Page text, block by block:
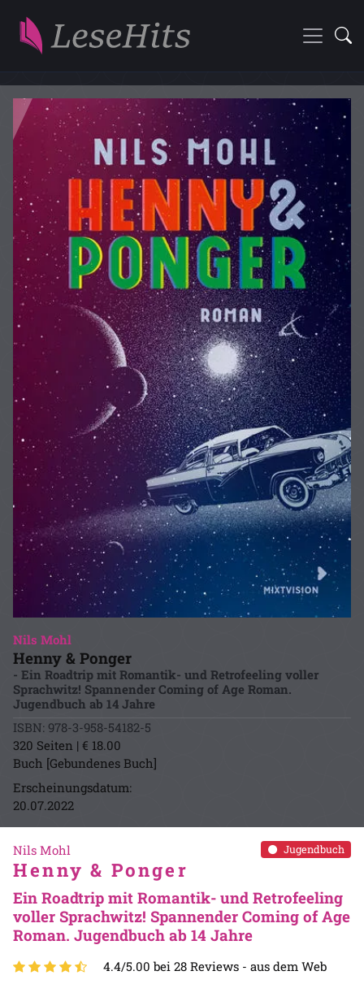
Nils Mohl
Henny & Ponger
- Ein Roadtrip mit Romantik- und Retrofeeling voller
Sprachwitz! Spannender Coming of Age Roman.
Jugendbuch ab 14 Jahre
ISBN: 978-3-958-54182-5
320 Seiten | € 18.00
Buch [Gebundenes Buch]
Erscheinungsdatum:
20.07.2022
Jugendbuch
Nils Mohl
Henny & Ponger
Ein Roadtrip mit Romantik- und Retrofeeling
voller Sprachwitz! Spannender Coming of Age
Roman. Jugendbuch ab 14 Jahre
4.4/5.00 bei 28 Reviews - aus dem Web